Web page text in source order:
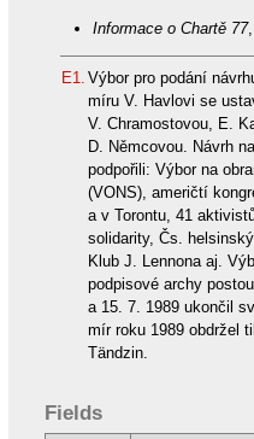
Informace o Chartě 77
E1. Výbor pro podání
míru V. Havlovi se
V. Chramostovou, E.
D. Němcovou. Návrh
podpořili: Výbor na
(VONS), američtí
a v Torontu, 41
solidarity, Čs.
Klub J. Lennona aj.
podpisové archy
a 15. 7. 1989 ukončil
mír roku 1989 obdržel
Tändzin.
Fields